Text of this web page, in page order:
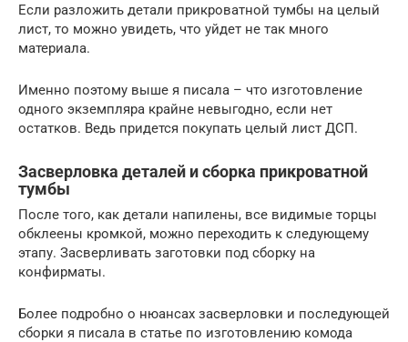
Если разложить детали прикроватной тумбы на целый
лист, то можно увидеть, что уйдет не так много
материала.
Именно поэтому выше я писала – что изготовление
одного экземпляра крайне невыгодно, если нет
остатков. Ведь придется покупать целый лист ДСП.
Засверловка деталей и сборка прикроватной
тумбы
После того, как детали напилены, все видимые торцы
обклеены кромкой, можно переходить к следующему
этапу. Засверливать заготовки под сборку на
конфирматы.
Более подробно о нюансах засверловки и последующей
сборки я писала в статье по изготовлению комода